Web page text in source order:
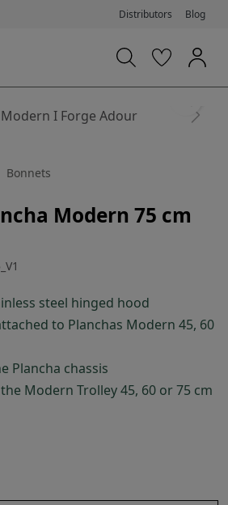
Distributors Blog
Next
Bonnets
Modern 75 cm
steel hinged hood
to Planchas Modern 45, 60
Plancha chassis
Modern Trolley 45, 60 or 75 cm